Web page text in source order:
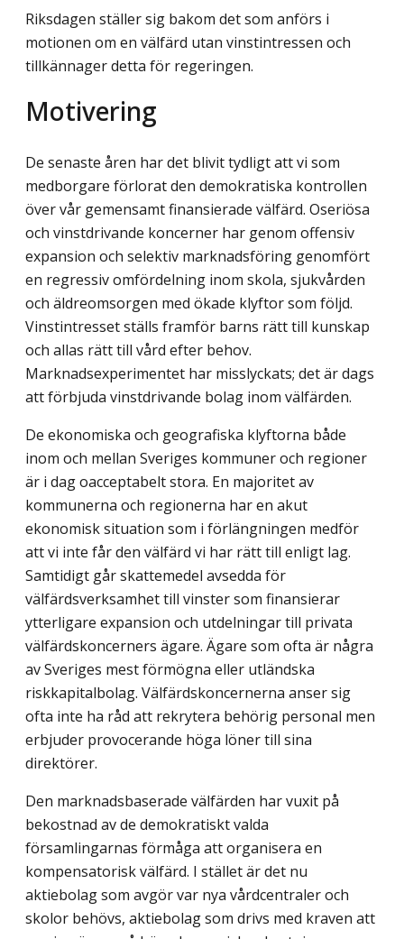
Riksdagen ställer sig bakom det som anförs i
motionen om en välfärd utan vinstintressen och
tillkännager detta för regeringen.
Motivering
De senaste åren har det blivit tydligt att vi som
medborgare förlorat den demokratiska kontrollen
över vår gemensamt finansierade välfärd. Oseriösa
och vinstdrivande koncerner har genom offensiv
expansion och selektiv marknadsföring genomfört
en regressiv omfördelning inom skola, sjukvården
och äldreomsorgen med ökade klyftor som följd.
Vinstintresset ställs framför barns rätt till kunskap
och allas rätt till vård efter behov.
Marknadsexperimentet har misslyckats; det är dags
att förbjuda vinstdrivande bolag inom välfärden.
De ekonomiska och geografiska klyftorna både
inom och mellan Sveriges kommuner och regioner
är i dag oacceptabelt stora. En majoritet av
kommunerna och regionerna har en akut
ekonomisk situation som i förlängningen medför
att vi inte får den välfärd vi har rätt till enligt lag.
Samtidigt går skattemedel avsedda för
välfärdsverksamhet till vinster som finansierar
ytterligare expansion och utdelningar till privata
välfärds­koncerners ägare. Ägare som ofta är några
av Sveriges mest förmögna eller utländska
riskkapitalbolag. Välfärdskoncernerna anser sig
ofta inte ha råd att rekrytera behörig personal men
erbjuder provocerande höga löner till sina
direktörer.
Den marknadsbaserade välfärden har vuxit på
bekostnad av de demokratiskt valda
församlingarnas förmåga att organisera en
kompensatorisk välfärd. I stället är det nu
aktiebolag som avgör var nya vårdcentraler och
skolor behövs, aktiebolag som drivs med kraven att